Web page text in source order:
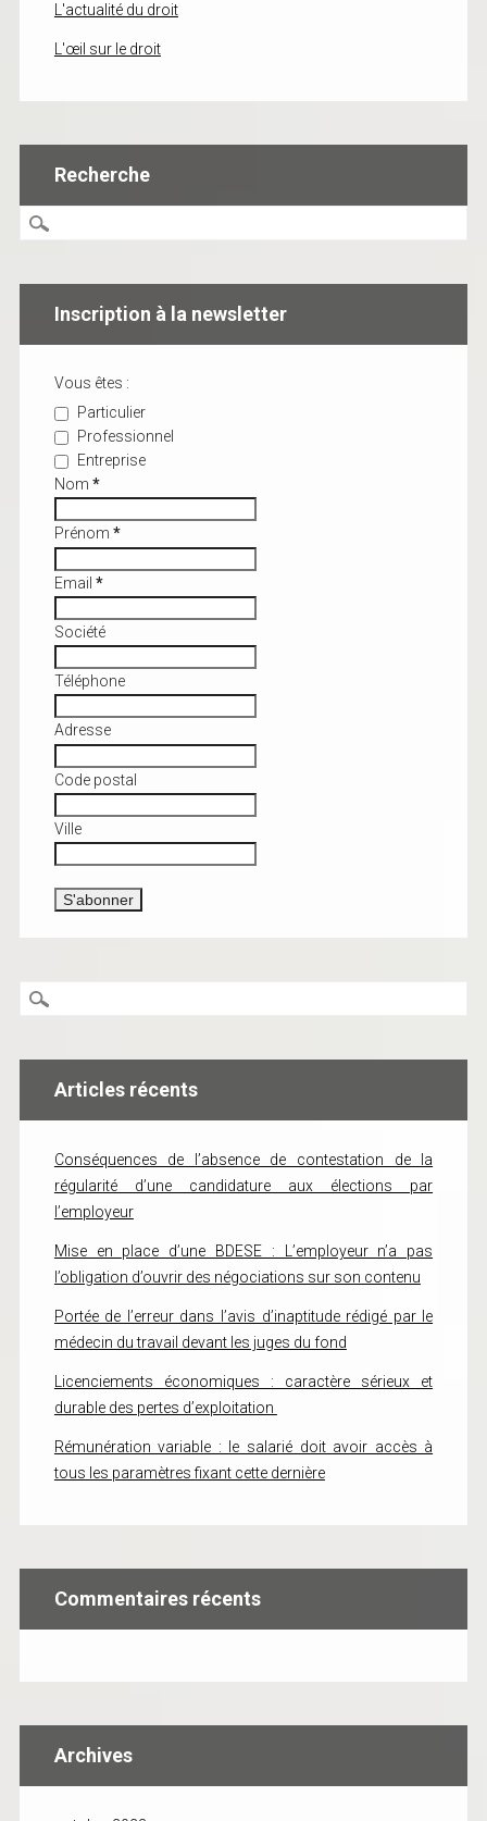
L'actualité du droit
L'œil sur le droit
Recherche
Inscription à la newsletter
Vous êtes :
Particulier
Professionnel
Entreprise
Nom *
Prénom *
Email *
Société
Téléphone
Adresse
Code postal
Ville
Articles récents
Conséquences de l’absence de contestation de la
régularité d’une candidature aux élections par
l’employeur
Mise en place d’une BDESE : L’employeur n’a pas
l’obligation d’ouvrir des négociations sur son contenu
Portée de l’erreur dans l’avis d’inaptitude rédigé par le
médecin du travail devant les juges du fond
Licenciements économiques : caractère sérieux et
durable des pertes d’exploitation
Rémunération variable : le salarié doit avoir accès à
tous les paramètres fixant cette dernière
Commentaires récents
Archives